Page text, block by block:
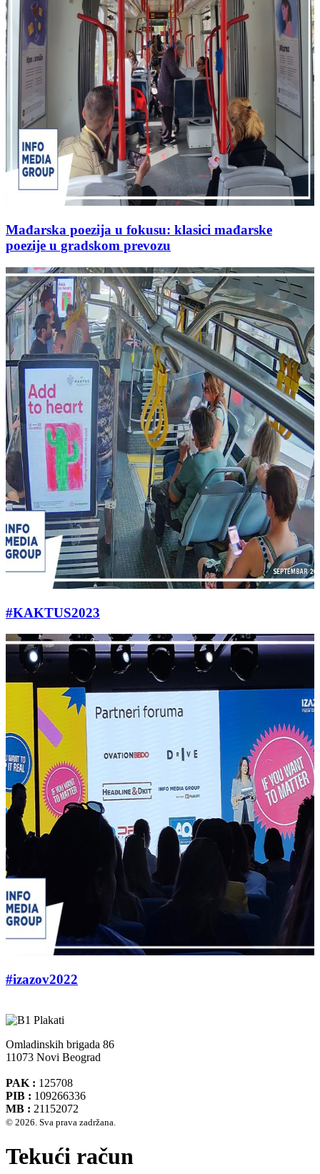
Mađarska poezija u fokusu: klasici mađarske
poezije u gradskom prevozu
#KAKTUS2023
#izazov2022
Omladinskih brigada 86
11073 Novi Beograd
PAK : 125708
PIB : 109266336
MB : 21152072
© 2026. Sva prava zadržana.
Tekući račun